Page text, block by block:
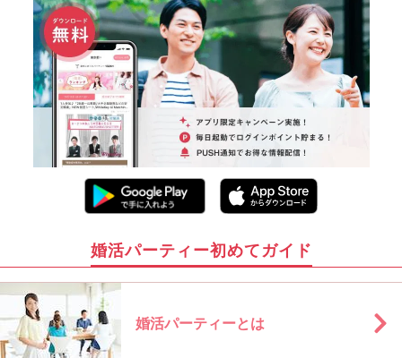
婚活パーティー初めてガイド
婚活パーティーとは